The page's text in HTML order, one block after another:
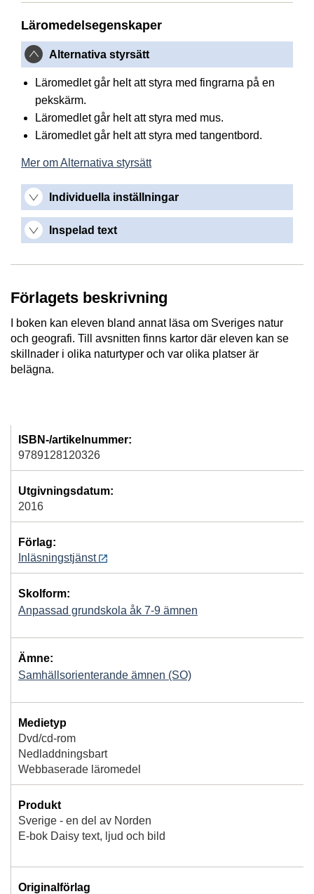
Läromedelsegenskaper
Alternativa styrsätt
Läromedlet går helt att styra med fingrarna på en
pekskärm.
Läromedlet går helt att styra med mus.
Läromedlet går helt att styra med tangentbord.
Mer om Alternativa styrsätt
Individuella inställningar
Inspelad text
Förlagets beskrivning
I boken kan eleven bland annat läsa om Sveriges natur
och geografi. Till avsnitten finns kartor där eleven kan se
skillnader i olika naturtyper och var olika platser är
belägna.
ISBN-/artikelnummer:
9789128120326
Utgivningsdatum:
2016
Förlag:
Inläsningstjänst
Skolform:
Anpassad grundskola åk 7-9 ämnen
Ämne:
Samhällsorienterande ämnen (SO)
Medietyp
Dvd/cd-rom
Nedladdningsbart
Webbaserade läromedel
Produkt
Sverige - en del av Norden
E-bok Daisy text, ljud och bild
Originalförlag